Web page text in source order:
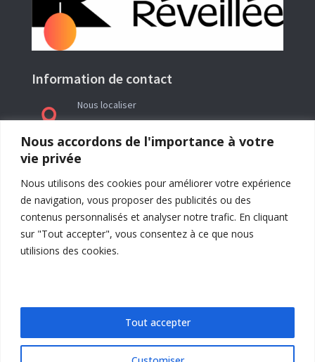
Nous accordons de l'importance à votre
vie privée
Nous utilisons des cookies pour améliorer votre expérience
de navigation, vous proposer des publicités ou des
contenus personnalisés et analyser notre trafic. En cliquant
sur "Tout accepter", vous consentez à ce que nous
utilisions des cookies.
Tout accepter
Information de contact

Nous localiser
Le siège social de l’association La Réveillée se
trouve en Ariège (09) à l’adresse : Rieutailhol –
09290 Gabre